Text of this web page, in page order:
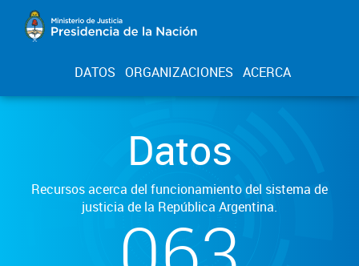
DATOS ORGANIZACIONES ACERCA
Datos
Recursos acerca del funcionamiento del sistema de
justicia de la República Argentina.